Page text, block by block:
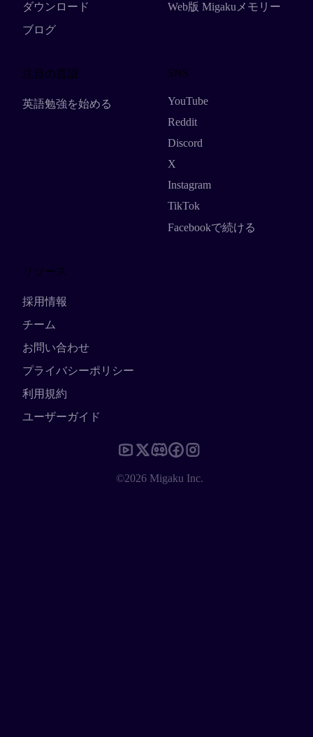
ダウンロード
ブログ
Web版 Migakuメモリー
注目の言語
英語勉強を始める
SNS
YouTube
Reddit
Discord
X
Instagram
TikTok
Facebookで続ける
リソース
採用情報
チーム
お問い合わせ
プライバシーポリシー
利用規約
ユーザーガイド
©2026 Migaku Inc.